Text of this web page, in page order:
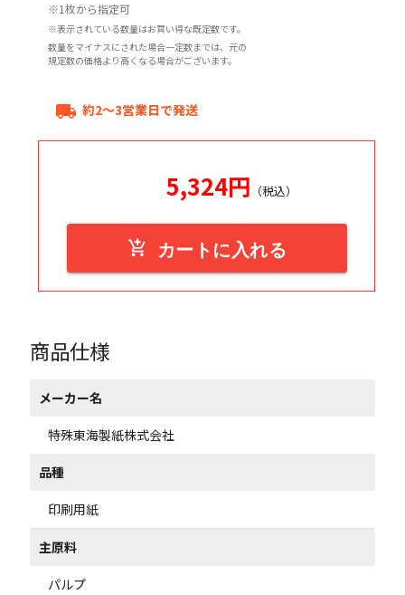
※1枚から指定可
※表示されている数量はお買い得な既定数です。
数量をマイナスにされた場合一定数までは、元の
規定数の価格より高くなる場合がございます。
local_shipping 約2～3営業日で発送
5,324円 （税込）
add_shopping_cart カートに入れる
商品仕様
メーカー名
特殊東海製紙株式会社
品種
印刷用紙
主原料
パルプ